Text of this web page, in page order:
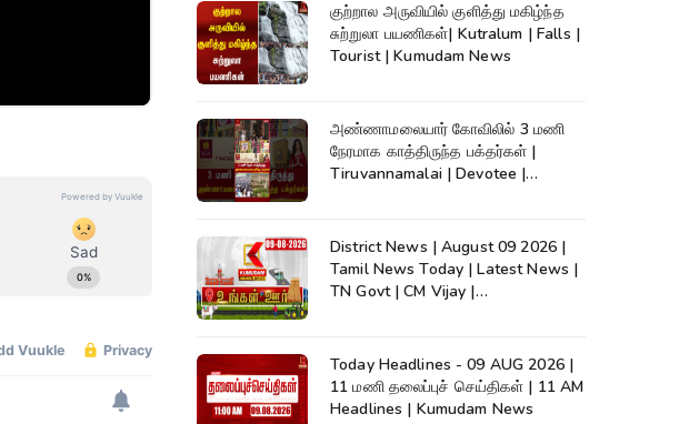
குற்றால அருவியில் குளித்து மகிழ்ந்த
சுற்றுலா பயணிகள்| Kutralum | Falls |
Tourist | Kumudam News
அண்ணாமலையார் கோவிலில் 3 மணி
நேரமாக காத்திருந்த பக்தர்கள் |
Tiruvannamalai | Devotee |
District News | August 09 2026 |
Tamil News Today | Latest News |
TN Govt | CM Vijay |
Today Headlines - 09 AUG 2026 |
11 மணி தலைப்புச் செய்திகள் | 11 AM
Headlines | Kumudam News